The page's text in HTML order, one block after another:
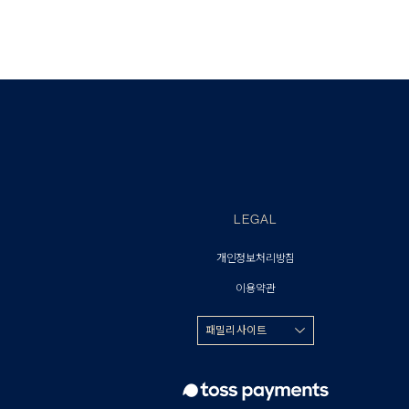
LEGAL
개인정보처리방침
이용약관
패밀리 사이트